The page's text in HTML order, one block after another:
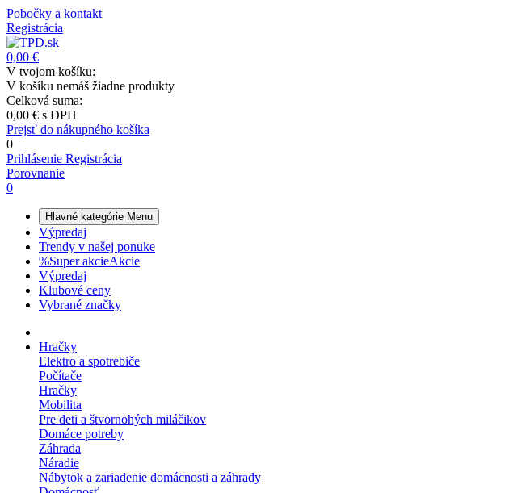
Pobočky a kontakt
Registrácia
0,00 €
V tvojom košíku:
V košíku nemáš žiadne produkty
Celková suma:
0,00 € s DPH
Prejsť do nákupného košíka
0
Prihlásenie Registrácia
Porovnanie
0
Hlavné kategórie Menu
Výpredaj
Trendy v našej ponuke
%Super akcieAkcie
Výpredaj
Klubové ceny
Vybrané značky
Hračky
Elektro a spotrebiče
Počítače
Hračky
Mobilita
Pre deti a štvornohých miláčikov
Domáce potreby
Záhrada
Náradie
Nábytok a zariadenie domácnosti a záhrady